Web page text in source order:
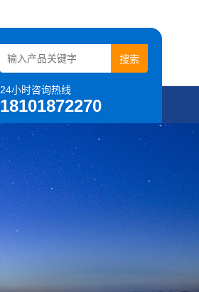
24小时咨询热线
18101872270